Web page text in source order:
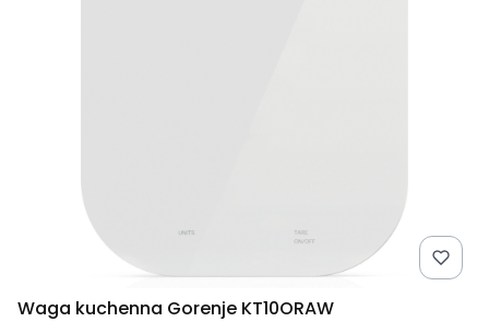
Waga kuchenna Gorenje KT10ORAW